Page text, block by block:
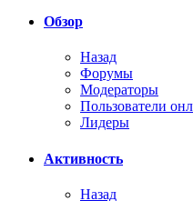
Обзор
Назад
Форумы
Модераторы
Пользователи
Лидеры
Активность
Назад